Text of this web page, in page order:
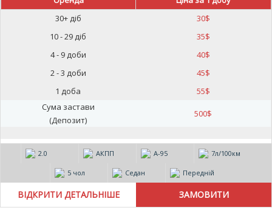
30+ діб
30$
10 - 29 діб
35$
4 - 9 доби
40$
2 - 3 доби
45$
1 доба
55$
Сума застави
(Депозит)
500$
2.0 АКПП А-95 7л/100км
5 чол Седан Передній
ВІДКРИТИ ДЕТАЛЬНІШЕ